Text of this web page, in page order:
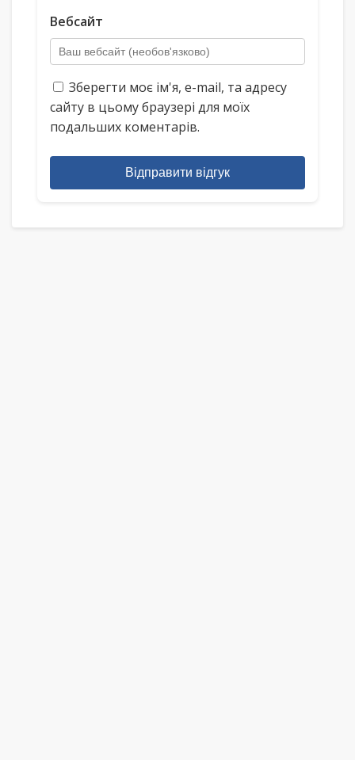
Вебсайт
Зберегти моє ім'я, e-mail, та адресу
сайту в цьому браузері для моїх
подальших коментарів.
Відправити відгук